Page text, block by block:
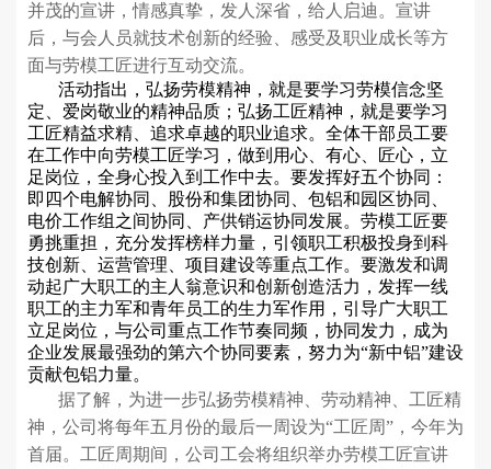
并茂的宣讲，情感真挚，发人深省，给人启迪。宣讲
后，与会人员就技术创新的经验、感受及职业成长等方
面与劳模工匠进行互动交流。
活动指出，弘扬劳模精神，就是要学习劳模信念坚
定、爱岗敬业的精神品质；弘扬工匠精神，就是要学习
工匠精益求精、追求卓越的职业追求。全体干部员工要
在工作中向劳模工匠学习，做到用心、有心、匠心，立
足岗位，全身心投入到工作中去。要发挥好五个协同：
即四个电解协同、股份和集团协同、包铝和园区协同、
电价工作组之间协同、产供销运协同发展。劳模工匠要
勇挑重担，充分发挥榜样力量，引领职工积极投身到科
技创新、运营管理、项目建设等重点工作。要激发和调
动起广大职工的主人翁意识和创新创造活力，发挥一线
职工的主力军和青年员工的生力军作用，引导广大职工
立足岗位，与公司重点工作节奏同频，协同发力，成为
企业发展最强劲的第六个协同要素，努力为“新中铝”建设
贡献包铝力量。
据了解，为进一步弘扬劳模精神、劳动精神、工匠精
神，公司将每年五月份的最后一周设为“工匠周”，今年为
首届。工匠周期间，公司工会将组织举办劳模工匠宣讲